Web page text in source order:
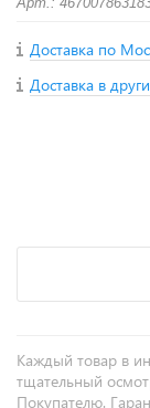
Доставка по
Доставка в
Каждый товар в
тщательный
Покупателю.